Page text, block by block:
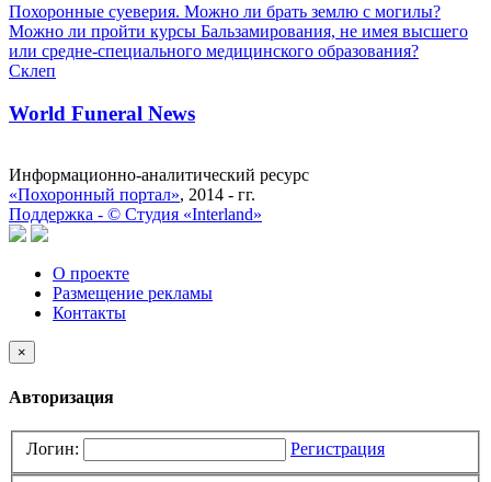
Похоронные суеверия. Можно ли брать землю с могилы?
Можно ли пройти курсы Бальзамирования, не имея высшего
или средне-специального медицинского образования?
Склеп
World Funeral News
Информационно-аналитический ресурс
«Похоронный портал», 2014 - гг.
Поддержка - © Cтудия «Interland»
О проекте
Размещение рекламы
Контакты
×
Авторизация
Логин: Регистрация